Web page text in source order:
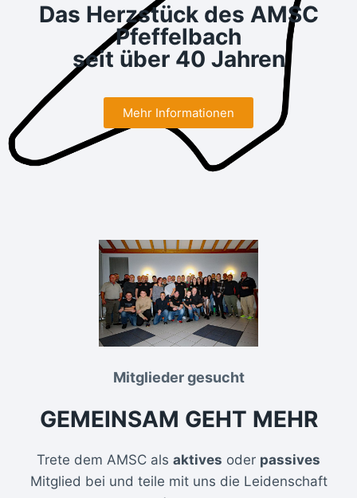
Das Herzstück des AMSC
Pfeffelbach
seit über 40 Jahren
Mehr Informationen
Mitglieder gesucht
GEMEINSAM GEHT MEHR
Trete dem AMSC als aktives oder passives
Mitglied bei und teile mit uns die Leidenschaft